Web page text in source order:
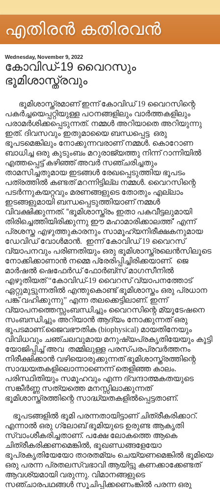
എതിരന്‍ കതിരവന്‍
Wednesday, November 9, 2022
കോവിഡ്-19 വൈറസും
ഭൂമിശാസ്ത്രവും
ഭൂമിശാസ്ത്രമാണ് ഇന്ന് കോവിഡ് 19 വൈറസിന്റെ
പകർച്ചയെപ്പറ്റിയുള്ള പഠനങ്ങളിലും വാർത്തകളിലും
പരാമർശിക്കപ്പെടുന്നത്. നമ്മൾ അറിയാതെ അറിയുന്നു
ഇത്. ദിവസവും ഇതുമായൈ ബന്ധപ്പെട്ട ഒരു
ഭൂപടമെങ്കിലും നോക്കുന്നവരാണ് നമ്മൾ. കൊറോണ
ബാധിച്ച ഒരു കുടുംബം മറുരാജ്യത്തു നിന്ന് റാന്നിയിൽ
എത്തപ്പെട്ട് കഴിഞ്ഞ് അവർ സഞ്ചരിച്ചതും
താമസിച്ചതുമായ ഇടങ്ങൾ രേഖപ്പെടുത്തിയ ഭൂപടം
പത്രത്തിൽ കണ്ടത് മറന്നിട്ടില്ല നമ്മൾ. വൈറസിന്റെ
പടർന്നുകയറ്റവും മരണങ്ങളുടെ തോതും എല്ലാം
ഇടങ്ങളുമായി ബന്ധപ്പെടുത്തിയാണ് നമ്മൾ
വിവക്ഷിക്കുന്നത്. “ഭൂമിശാസ്ത്രം ഇതാ പകവീട്ടലുമായി
തിരിച്ചെത്തിയിരിക്കുന്നു ഈ മഹാമാരിക്കാലത്ത്’ എന്ന്
പ്രശസ്ത എഴുത്തുകാരനും സാമൂഹ്യനിരീക്ഷകനുമായ
ഡേവിഡ് വോൾമാൻ. ഇന്ന് കോവിഡ് 19 വൈറസ്
വ്യാപനവും പരിണതിയും ഒരു ഭൂമിശാസ്ത്രലെൻസിലൂടെ
നോക്കിക്കാണാൻ നമ്മെ പ്രേരിപ്പിച്ചിരിക്കയാണ്. ജെ
മാർഷൽ ഷെഫേർഡ് ഫോർബ്സ് മാഗസീനിൽ
എഴുതിയത്“കോവിഡ്-19 വൈറസ് വ്യാപനത്തോട്
ഏറ്റുമുട്ടുന്നതിൽ എന്തുകൊണ്ട് ഭൂമിശാസ്തം ഒരു പ്രധാന
പങ്ക് വഹിക്കുന്നു” എന്ന തലക്കെട്ടിലാണ്. ഇന്ന്
വ്യാപനത്തെസ്സംബന്ധിച്ചും വൈറസിന്റെ മ്യൂടേഷനെ
സംബന്ധിച്ചും അറിയാൻ ആദ്യം നോക്കുന്നത് ഒരു
ഭൂപടമാണ്.ജൈവഭൗതിക (biophysical) മായതിനേയും
വിവിധവും ചഞ്ചലവുമായ മനുഷ്യപ്രകൃതിയേയും കൂട്ടി
യോജിപ്പിച്ച് അവ തമ്മിലുള്ള പരസ്പരപ്രവർത്തനം
നിരീക്ഷിക്കാൻ വഴിയൊരുക്കുന്നത് ഭൂമിശാസ്ത്രത്തിന്റെ
സാദ്ധയതകളിലൊന്നാണെന്ന് തെളിഞ്ഞ കാലം.
പരിസ്ഥിതിയും സമൂഹവും എന്ന ദ്വന്ദാത്മകതയുടെ
സങ്കീർണ്ണ സത്യത്തെ മനസ്സിലാക്കുന്നത്
ഭൂമിശാസ്ത്രത്തിന്റെ സാദ്ധ്യതകളിൽപ്പെട്ടതാണ്.
ഭൂപടങ്ങളിൽ ഭൂമി പരന്നതായിട്ടാണ് ചിത്രീകരിക്കാറ്.
എന്നാൽ ഒരു ഗ്ലോബ് ഭൂമിയുടെ ഉരുണ്ട ആകൃതി
സ്വാംശീകരിച്ചതാണ്. പക്ഷേ ലോകത്തെ ആകെ
ചിത്രീകരിക്കണമെങ്കിൽ, ഭൂഖണ്ഡങ്ങളേയോ
ഭൂപ്രകൃതിയേയോ താരതമ്യം ചെയ്യണമെങ്കിൽ ഭൂമിയെ
ഒരു പരന്ന പ്രതലസ്വഭാവി ആയിട്ടു കണക്കാക്കേണ്ടത്
ആവശ്യമായി വരുന്നു. വിമാനങ്ങളുടെ
സഞ്ചാരപഥങ്ങൾ സൂചിപ്പിക്കണെംങ്കിൽ പരന്ന ഒരു